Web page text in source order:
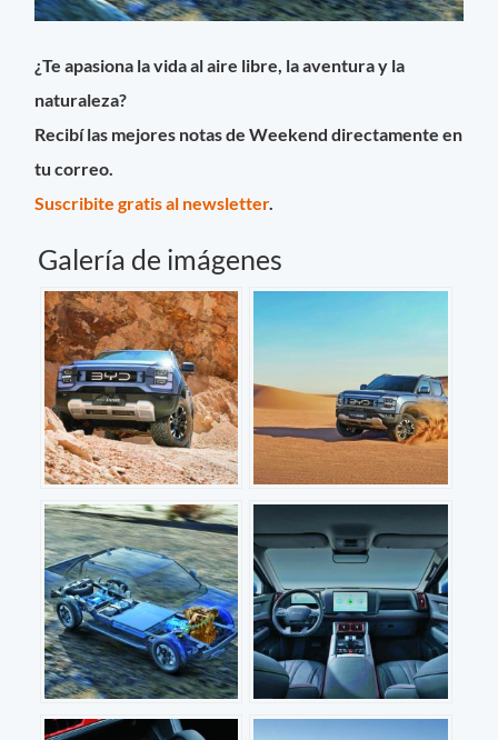
¿Te apasiona la vida al aire libre, la aventura y la
naturaleza?
Recibí las mejores notas de Weekend directamente en
tu correo.
Suscribite gratis al newsletter.
Galería de imágenes